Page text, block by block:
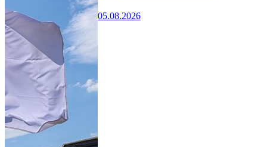
05.08.2026